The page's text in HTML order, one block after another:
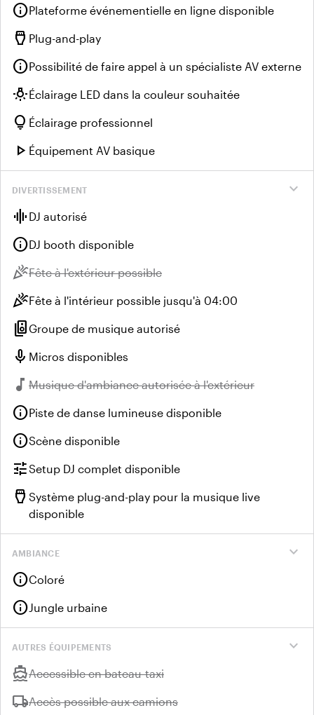
infoPlateforme événementielle en ligne disponible
settings_input_hdmi Plug-and-play
infoPossibilité de faire appel à un spécialiste AV externe
wb_incandescentÉclairage LED dans la couleur souhaitée
lightbulb Éclairage professionnel
play_arrow Équipement AV basique
expand_more
DIVERTISSEMENT
graphic_eq DJ autorisé
infoDJ booth disponible
celebrationIndisponible :
Fête à l'extérieur possible
celebrationFête à l'intérieur possible jusqu'à 04:00
speaker_groupGroupe de musique autorisé
mic Micros disponibles
music_note Indisponible :
Musique d'ambiance autorisée à l'extérieur
infoPiste de danse lumineuse disponible
infoScène disponible
tuneSetup DJ complet disponible
settings_input_hdmi Système plug-and-play pour la musique live
disponible
expand_more
AMBIANCE
infoColoré
infoJungle urbaine
expand_more
AUTRES ÉQUIPEMENTS
directions_boatIndisponible :
Accessible en bateau-taxi
local_shippingIndisponible :
Accès possible aux camions